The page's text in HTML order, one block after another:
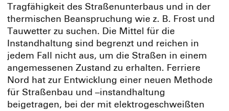
Tragfähigkeit des Straßenunterbaus und in der
thermischen Beanspruchung wie z. B. Frost und
Tauwetter zu suchen. Die Mittel für die
Instandhaltung sind begrenzt und reichen in
jedem Fall nicht aus, um die Straßen in einem
angemessenen Zustand zu erhalten. Ferriere
Nord hat zur Entwicklung einer neuen Methode
für Straßenbau und –instandhaltung
beigetragen, bei der mit elektrogeschweißten